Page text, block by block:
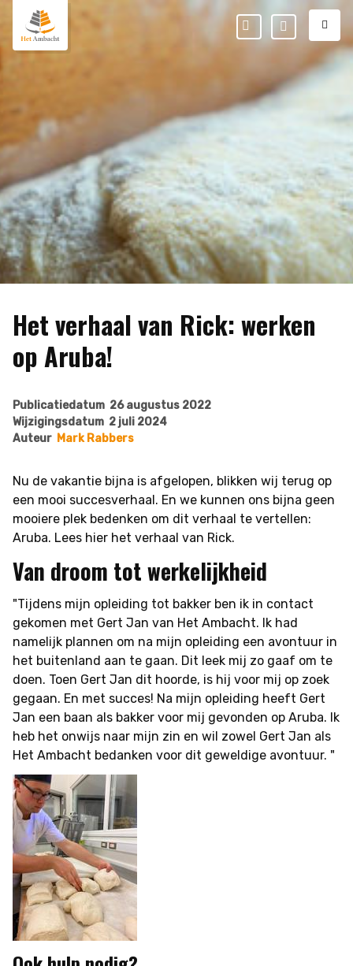
Ambacht
Favorieten
Het verhaal van Rick: werken
op Aruba!
Publicatiedatum 26 augustus 2022
Wijzigingsdatum 2 juli 2024
Auteur Mark Rabbers
Nu de vakantie bijna is afgelopen, blikken wij terug op
een mooi succesverhaal. En we kunnen ons bijna geen
mooiere plek bedenken om dit verhaal te vertellen:
Aruba. Lees hier het verhaal van Rick.
Van droom tot werkelijkheid
"Tijdens mijn opleiding tot bakker ben ik in contact
gekomen met Gert Jan van Het Ambacht. Ik had
namelijk plannen om na mijn opleiding een avontuur in
het buitenland aan te gaan. Dit leek mij zo gaaf om te
doen. Toen Gert Jan dit hoorde, is hij voor mij op zoek
gegaan. En met succes! Na mijn opleiding heeft Gert
Jan een baan als bakker voor mij gevonden op Aruba. Ik
heb het onwijs naar mijn zin en wil zowel Gert Jan als
Het Ambacht bedanken voor dit geweldige avontuur. "